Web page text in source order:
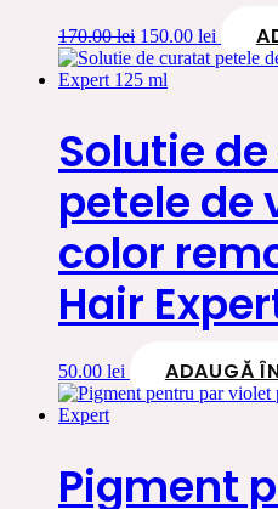
170.00lei Prețul
inițial
a
150.00 lei Prețul
curent
Solutie
petele de
color
Hair
50.00 lei ADAUGĂ
Pigment